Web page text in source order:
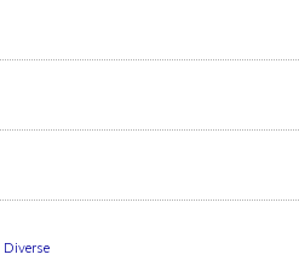
Diverse